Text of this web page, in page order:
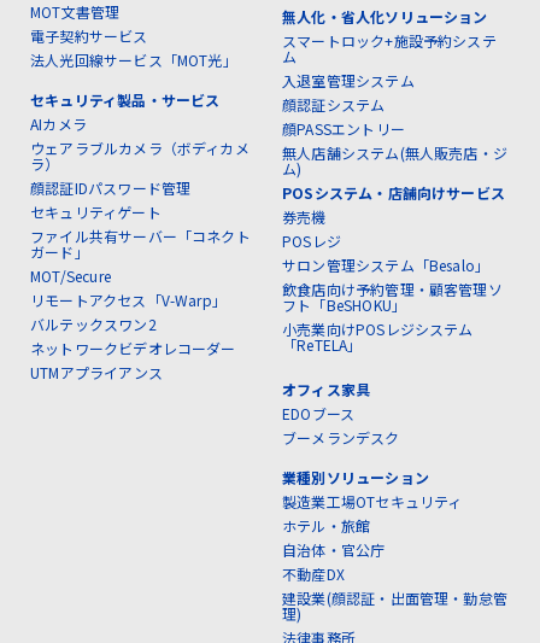
MOT文書管理
電子契約サービス
法人光回線サービス「MOT光」
セキュリティ製品・サービス
AIカメラ
ウェアラブルカメラ（ボディカメ
ラ）
顔認証IDパスワード管理
セキュリティゲート
ファイル共有サーバー「コネクト
ガード」
MOT/Secure
リモートアクセス「V-Warp」
バルテックスワン2
ネットワークビデオレコーダー
UTMアプライアンス
無人化・省人化ソリューション
スマートロック+施設予約システ
ム
入退室管理システム
顔認証システム
顔PASSエントリー
無人店舗システム(無人販売店・ジ
ム)
POSシステム・店舗向けサービス
券売機
POSレジ
サロン管理システム「Besalo」
飲食店向け予約管理・顧客管理ソ
フト「BeSHOKU」
小売業向けPOSレジシステム
「ReTELA」
オフィス家具
EDOブース
ブーメランデスク
業種別ソリューション
製造業工場OTセキュリティ
ホテル・旅館
自治体・官公庁
不動産DX
建設業(顔認証・出面管理・勤怠管
理)
法律事務所